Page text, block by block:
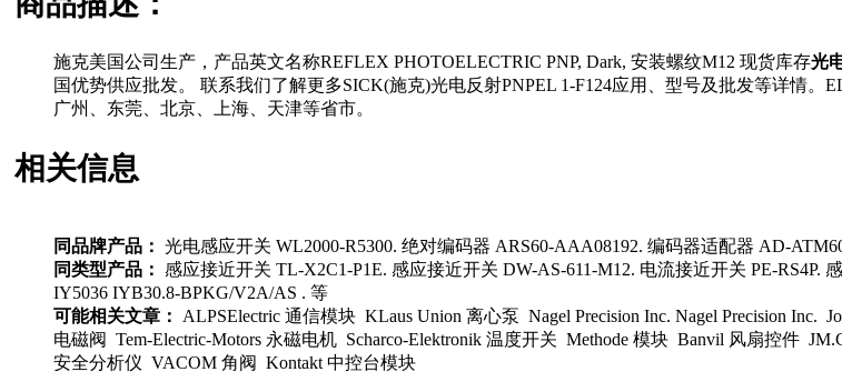
施克美国公司生产，产品英文名称REFLEX PHOTOELECTRIC PNP, Dark, 安装螺纹M12 现货库存光
国优势供应批发。 联系我们了解更多SICK(施克)光电反射PNPEL 1-F124应用、型号及批发等详情。
广州、东莞、北京、上海、天津等省市。
相关信息
同品牌产品： 光电感应开关 WL2000-R5300. 绝对编码器 ARS60-AAA08192. 编码器适配器 AD-
同类型产品： 感应接近开关 TL-X2C1-P1E. 感应接近开关 DW-AS-611-M12. 电流接近开关 PE-
IY5036 IYB30.8-BPKG/V2A/AS . 等
可能相关文章：
ALPSElectric 通信模块 KLaus Union 离心泵 Nagel Precision Inc. Nagel Precision Inc.
电磁阀 Tem-Electric-Motors 永磁电机 Scharco-Elektronik 温度开关 Methode 模块 Banvil 风扇控件
安全分析仪 VACOM 角阀 Kontakt 中控台模块